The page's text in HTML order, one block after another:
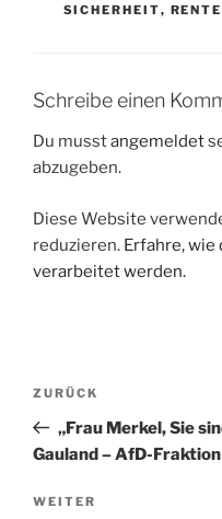
SICHERHEIT, RENTE
Schreibe einen
Du musstangemeldet
abzugeben.
Diese Website
reduzieren. Erfahre,
verarbeitet werden.
Beitragsnavigation
Vorheriger
Beitrag
ZURÜCK
„Frau Merkel, Sie
Gauland – AfD-
Nächster
WEITER